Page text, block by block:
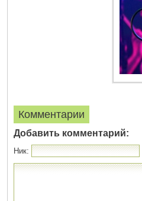
Комментарии
Добавить комментарий:
Ник: